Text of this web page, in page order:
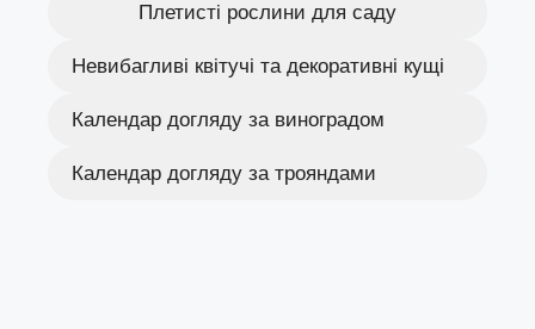
Плетисті рослини для саду
Невибагливі квітучі та декоративні кущі
Календар догляду за виноградом
Календар догляду за трояндами